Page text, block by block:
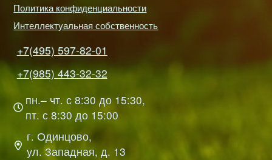
Политика конфиденциальности
Интеллектуальная собственность
+7(495) 597-82-01
+7(985) 443-32-32
пн.– чт. с 8:30 до 15:30,
пт. с 8:30 до 15:00
г. Одинцово,
ул. Западная, д. 13